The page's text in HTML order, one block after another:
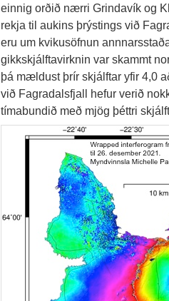
einnig orðið nærri Grindavík og
rekja til aukins þrýstings við
eru um kvikusöfnun
gikkskjálftavirknin var skammt
þá mældust þrír skjálftar yfir 4,0
við Fagradalsfjall hefur verið
tímabundið með mjög þéttri